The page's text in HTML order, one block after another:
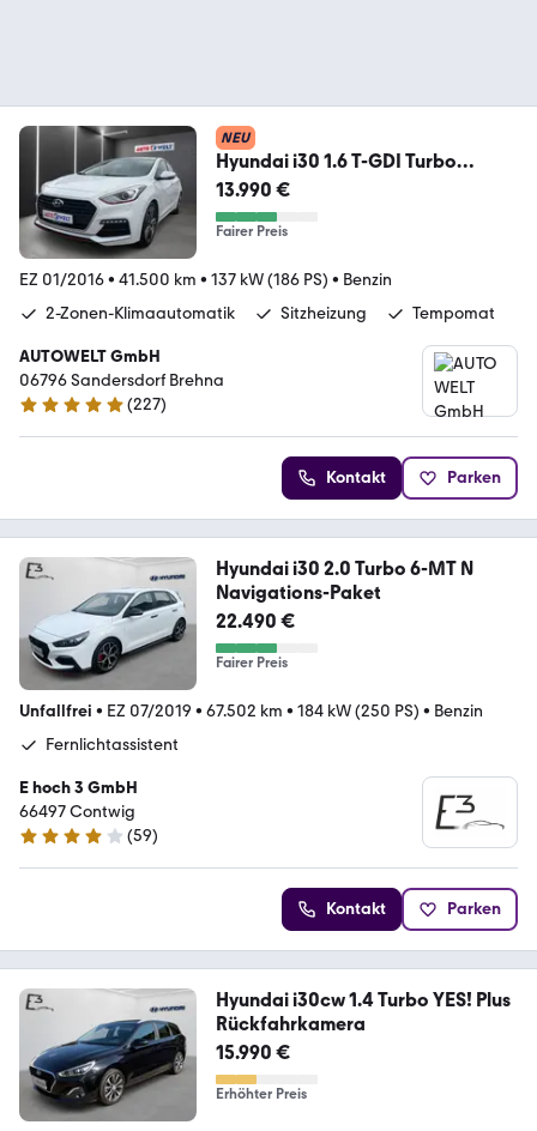
NEU
Hyundai i30 1.6 T-GDI Turbo
Tempomat Sitzheizung PDC
13.990 €
Fairer Preis
EZ 01/2016• 41.500 km • 137 kW (186 PS) • Benzin
2-Zonen-Klimaautomatik
Sitzheizung Tempomat
AUTOWELT GmbH
06796 Sandersdorf Brehna
4.8 Sterne
(227)
Kontakt Parken
Hyundai i30 2.0 Turbo 6-MT N
Navigations-Paket
22.490 €
Fairer Preis
Unfallfrei • EZ 07/2019 • 67.502 km • 184 kW (250 PS) • Benzin
Fernlichtassistent
E hoch 3 GmbH
66497 Contwig
4.2 Sterne
(59)
Kontakt Parken
Hyundai i30cw 1.4 Turbo YES! Plus
Rückfahrkamera
15.990 €
Erhöhter Preis